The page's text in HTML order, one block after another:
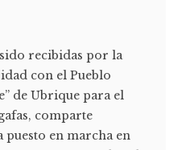
recibidas por la
con el Pueblo
de Ubrique para el
comparte
puesto en marcha en